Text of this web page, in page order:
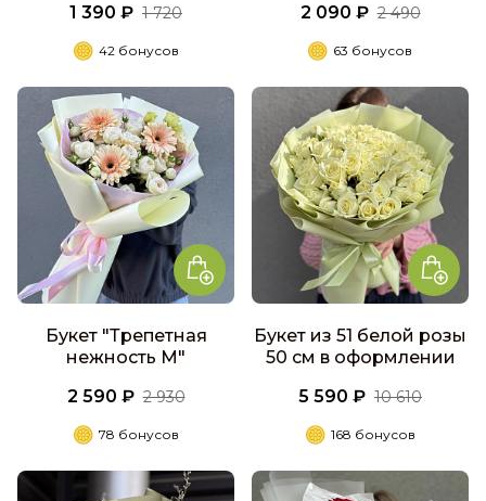
1 390 ₽ 1 720
42 бонусов
2 090 ₽ 2 490
63 бонусов
Букет "Трепетная
нежность M"
2 590 ₽ 2 930
78 бонусов
Букет из 51 белой розы
50 см в оформлении
5 590 ₽ 10 610
168 бонусов